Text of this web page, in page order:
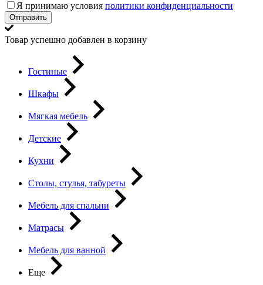
Я принимаю условия политики конфиденциальности
Отправить
Товар успешно добавлен в корзину
Гостиные
Шкафы
Мягкая мебель
Детские
Кухни
Столы, стулья, табуреты
Мебель для спальни
Матрасы
Мебель для ванной
Еще